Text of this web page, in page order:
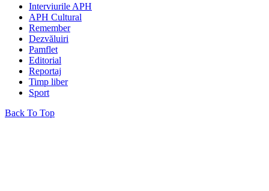
Interviurile APH
APH Cultural
Remember
Dezvăluiri
Pamflet
Editorial
Reportaj
Timp liber
Sport
Back To Top